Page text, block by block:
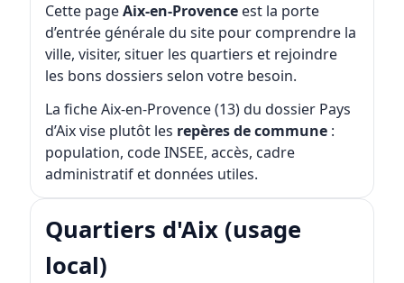
Cette pageAix-en-Provenceest la porte
d’entrée générale du site pour comprendre la
ville, visiter, situer les quartiers et rejoindre
les bons dossiers selon votre besoin.
La ficheAix-en-Provence (13)du dossier Pays
d’Aix vise plutôt les repères de commune:
population, code INSEE, accès, cadre
administratif et données utiles.
Quartiers d'Aix (usage
local)